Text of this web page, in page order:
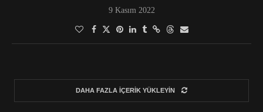
9 Kasım 2022
DAHA FAZLA İÇERIK YÜKLEYIN